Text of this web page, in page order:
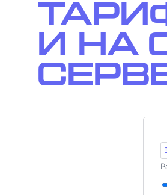
и на